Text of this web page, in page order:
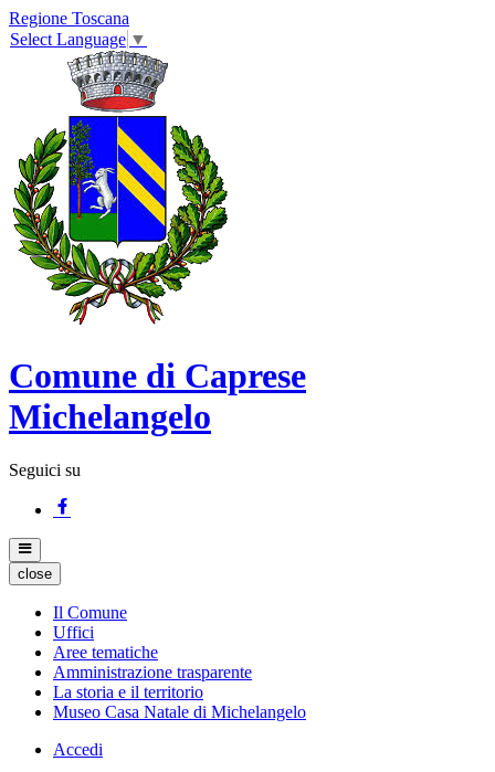
Regione Toscana
Select Language ▼
Comune di Caprese
Michelangelo
Seguici su
close
Il Comune
Uffici
Aree tematiche
Amministrazione trasparente
La storia e il territorio
Museo Casa Natale di Michelangelo
Accedi